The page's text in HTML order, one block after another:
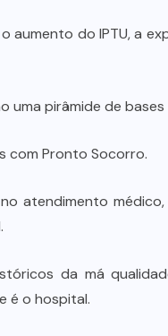
aumento do IPTU, a
uma pirâmide de bases
com Pronto Socorro.
atendimento
da má
é o hospital.